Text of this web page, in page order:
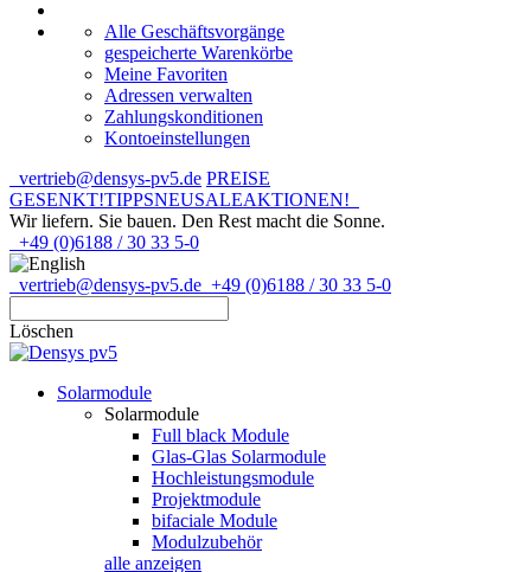
Alle Geschäftsvorgänge
gespeicherte Warenkörbe
Meine Favoriten
Adressen verwalten
Zahlungskonditionen
Kontoeinstellungen
vertrieb@densys-pv5.de PREISE
GESENKT!TIPPSNEUSALEAKTIONEN!
Wir liefern. Sie bauen. Den Rest macht die Sonne.
+49 (0)6188 / 30 33 5-0
vertrieb@densys-pv5.de +49 (0)6188 / 30 33 5-0
Löschen
Solarmodule
Solarmodule
Full black Module
Glas-Glas Solarmodule
Hochleistungsmodule
Projektmodule
bifaciale Module
Modulzubehör
alle anzeigen